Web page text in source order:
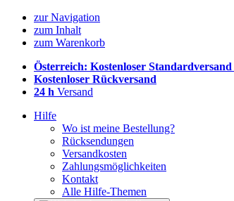
zur Navigation
zum Inhalt
zum Warenkorb
Österreich: Kostenloser Standardversand
Kostenloser Rückversand
24 h Versand
Hilfe
Wo ist meine Bestellung?
Rücksendungen
Versandkosten
Zahlungsmöglichkeiten
Kontakt
Alle Hilfe-Themen